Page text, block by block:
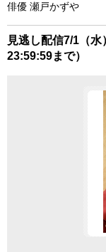
俳優 瀬戸かずや
見逃し配信7/1（水
23:59:59まで）